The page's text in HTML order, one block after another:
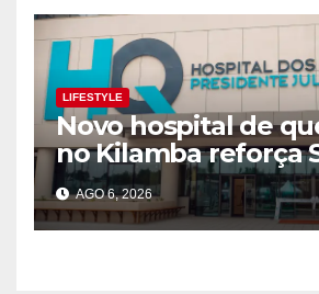
LIFESTYLE
Novo hospital de
no Kilamba reforça
Nacional de Saúde e
com a Tanzânia
AGO 6, 2026